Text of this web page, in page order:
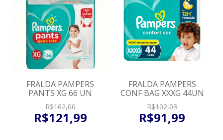
FRALDA PAMPERS
PANTS XG 66 UN
R$162,00
R$121,99
FRALDA PAMPERS
CONF BAG XXXG 44UN
R$102,03
R$91,99